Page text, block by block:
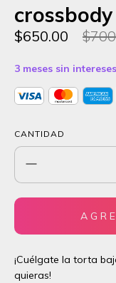
$650.00
3 meses sin intereses
CANTIDAD
¡Cuélgate la torta
quieras!